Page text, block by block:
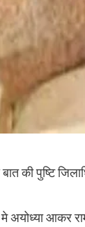
की पुष्टि
आकर राम